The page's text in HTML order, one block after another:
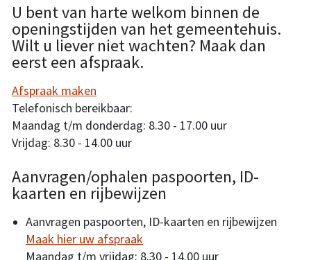
U bent van harte welkom binnen de
openingstijden van het gemeentehuis.
Wilt u liever niet wachten? Maak dan
eerst een afspraak.
Afspraak maken
Telefonisch bereikbaar:
Maandag t/m donderdag: 8.30 - 17.00 uur
Vrijdag: 8.30 - 14.00 uur
Aanvragen/ophalen paspoorten, ID-
kaarten en rijbewijzen
Aanvragen paspoorten, ID-kaarten en rijbewijzen
Maak hier uw afspraak
Maandag t/m vrijdag: 8.30 - 14.00 uur